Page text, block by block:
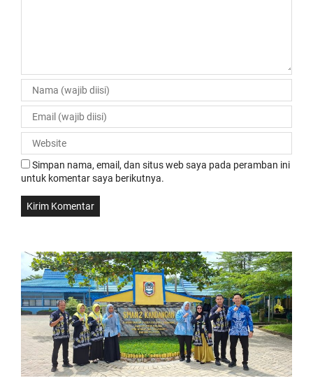
Simpan nama, email, dan situs web saya pada peramban ini
untuk komentar saya berikutnya.